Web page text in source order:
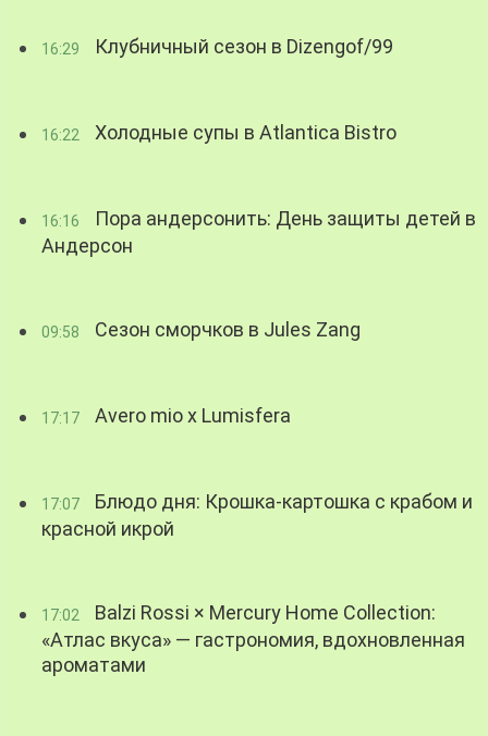
16:29 Клубничный сезон в Dizengof/99
16:22 Холодные супы в Atlantica Bistro
16:16
Пора андерсонить: День защиты детей в
Андерсон
09:58 Сезон сморчков в Jules Zang
17:17 Avero mio x Lumisfera
17:07
Блюдо дня: Крошка-картошка с крабом и
красной икрой
17:02
Balzi Rossi × Mercury Home Collection:
«Атлас вкуса» — гастрономия, вдохновленная
ароматами